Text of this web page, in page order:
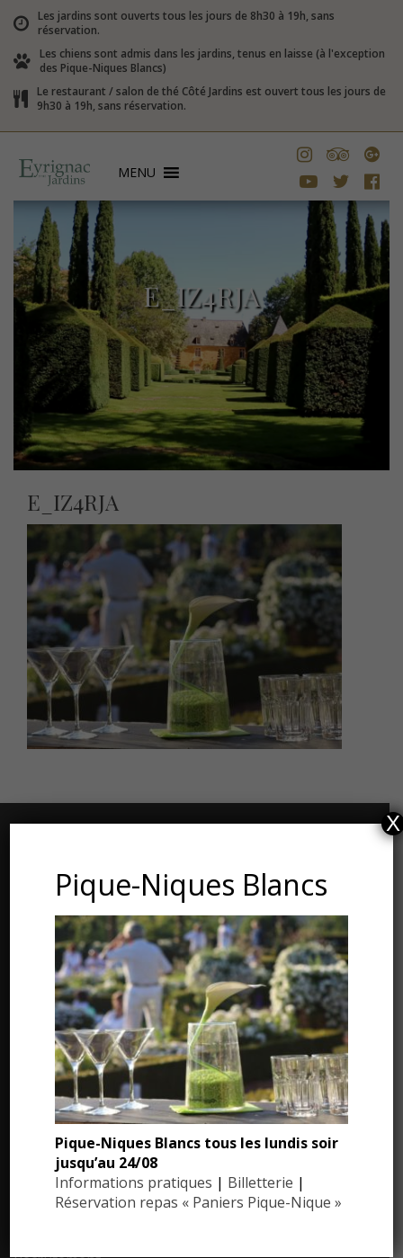
Les jardins sont ouverts tous les jours de 8h30 à 19h, sans
réservation.
Les chiens sont admis dans les jardins, tenus en laisse (à l'exception
des Pique-Niques Blancs)
Le restaurant / salon de thé Côté Jardins est ouvert tous les jours de
9h30 à 19h, sans réservation.
MENU
E_IZ4RJA
E_IZ4RJA
Les Jardins du Manoir d’Eyrignac
24590 Salignac-Eyvigues
Dordogne – Périgord
Téléphone : 05.53.28.99.71
Email : contact@eyrignac.com
ESPACE PRESSE
Dossier de presse
Communiqués de presse
Photothèque
Pique-Niques Blancs
Pique-Niques Blancs tous les lundis soir
jusqu’au 24/08
Informations pratiques | Billetterie |
Réservation repas « Paniers Pique-Nique »
X